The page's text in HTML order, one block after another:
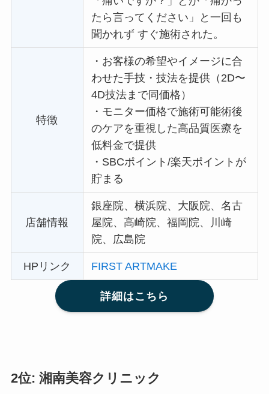
たら言ってください」と一回も
聞かれず すぐ施術された。
特徴
・ お客様の希望やイメージに合
わせた手技・技法を提供（2D〜
4D技法まで同価格）
・ モニター価格で施術可能術後
のケアを重視した高品質医療を
低料金で提供
・ SBCポイント/楽天ポイントが
貯まる
店舗情報
銀座院、横浜院、大阪院、名古
屋院、高崎院、福岡院、川崎
院、広島院
HPリンク FIRST ARTMAKE
詳細はこちら
2位: 湘南美容クリニック